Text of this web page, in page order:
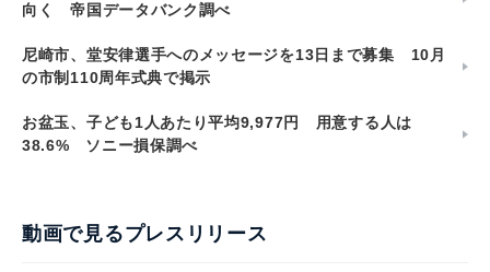
向く 帝国データバンク調べ
尼崎市、堂安律選手へのメッセージを13日まで募集 10月
の市制110周年式典で掲示
お盆玉、子ども1人あたり平均9,977円 用意する人は
38.6% ソニー損保調べ
動画で見るプレスリリース